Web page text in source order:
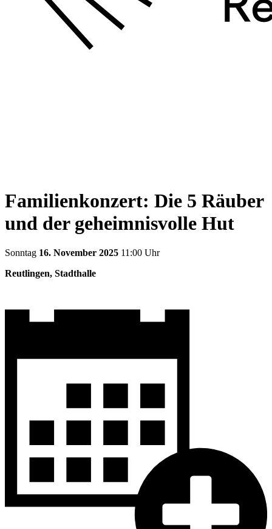
Familienkonzert: Die 5 Räuber
und der geheimnisvolle Hut
Sonntag 16. November 2025 11:00 Uhr
Reutlingen, Stadthalle